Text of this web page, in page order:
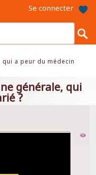
Se connecter
qui a peur du médecin
générale, qui
?